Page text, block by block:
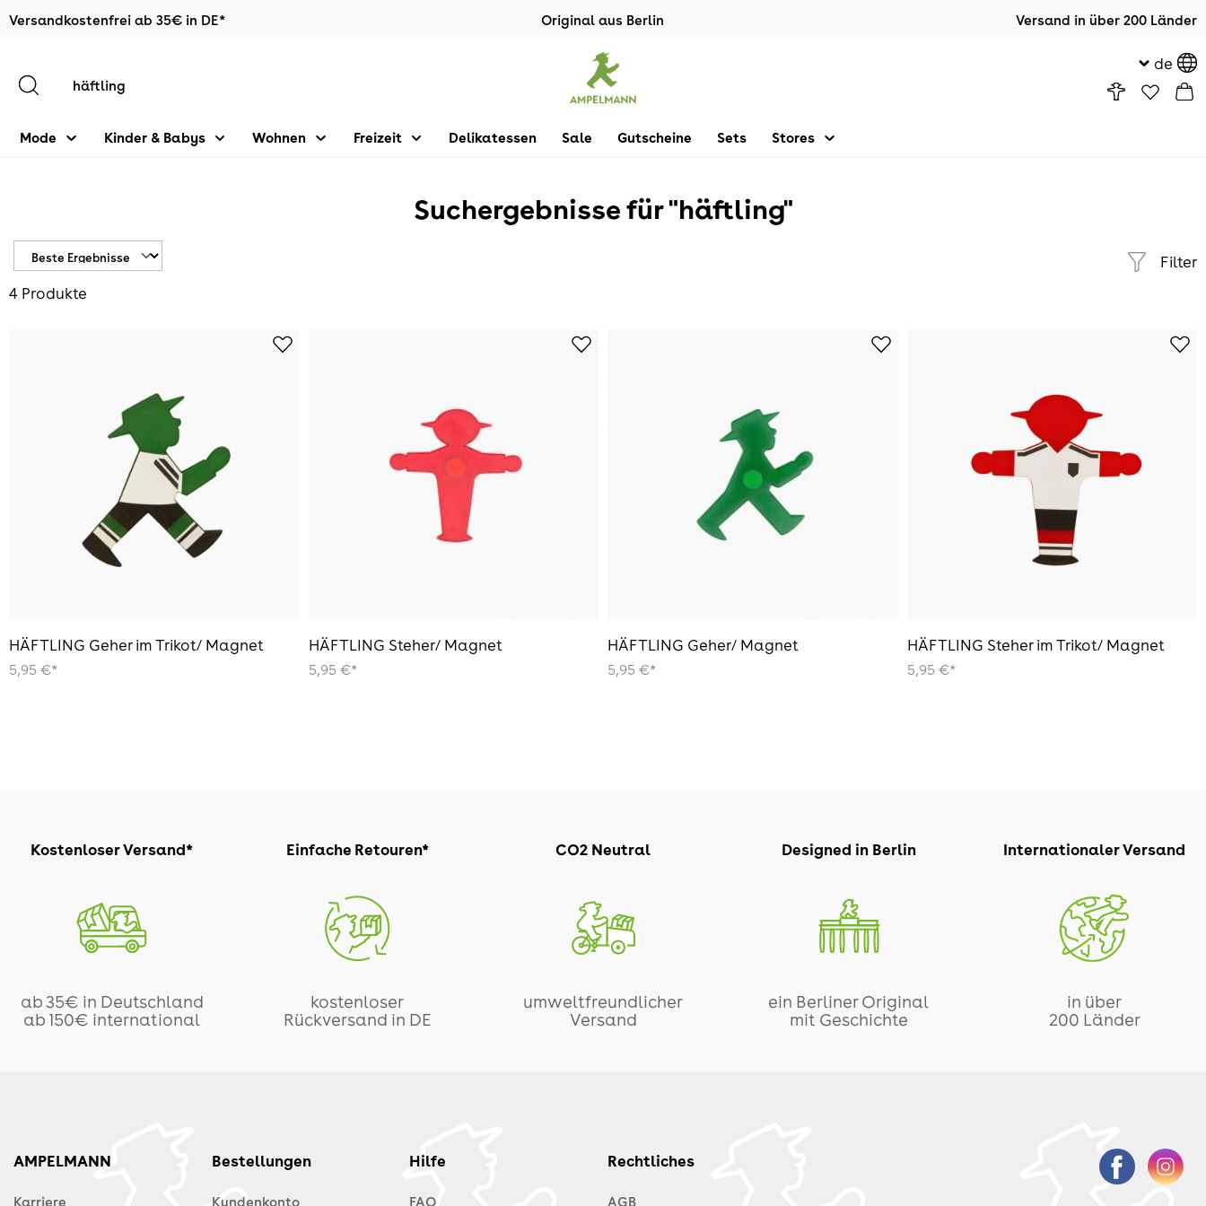
springen
Versandkostenfrei ab 35€ in DE* Original aus Berlin Versand in über 200 Länder
de
Mode Kinder & Babys Wohnen Freizeit Delikatessen Sale Gutscheine Sets Stores
Suchergebnisse für "häftling"
Filter
4 Produkte
HÄFTLING Geher im Trikot/ Magnet
5,95 €*
HÄFTLING Steher/ Magnet
5,95 €*
HÄFTLING Geher/ Magnet
5,95 €*
HÄFTLING Steher im Trikot/ Magnet
5,95 €*
Kostenloser Versand*
ab 35€ in Deutschland
ab 150€ international
Einfache Retouren*
kostenloser
Rückversand in DE
CO2 Neutral
umweltfreundlicher
Versand
Designed in Berlin
ein Berliner Original
mit Geschichte
Internationaler Versand
in über
200 Länder
AMPELMANN
Karriere
Bestellungen
Kundenkonto
Hilfe
FAQ
Rechtliches
AGB